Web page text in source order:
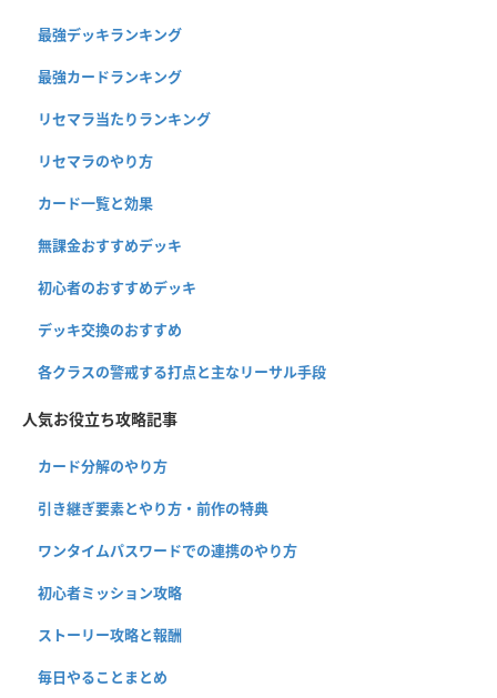
最強デッキランキング
最強カードランキング
リセマラ当たりランキング
リセマラのやり方
カード一覧と効果
無課金おすすめデッキ
初心者のおすすめデッキ
デッキ交換のおすすめ
各クラスの警戒する打点と主なリーサル手段
人気お役立ち攻略記事
カード分解のやり方
引き継ぎ要素とやり方・前作の特典
ワンタイムパスワードでの連携のやり方
初心者ミッション攻略
ストーリー攻略と報酬
毎日やることまとめ